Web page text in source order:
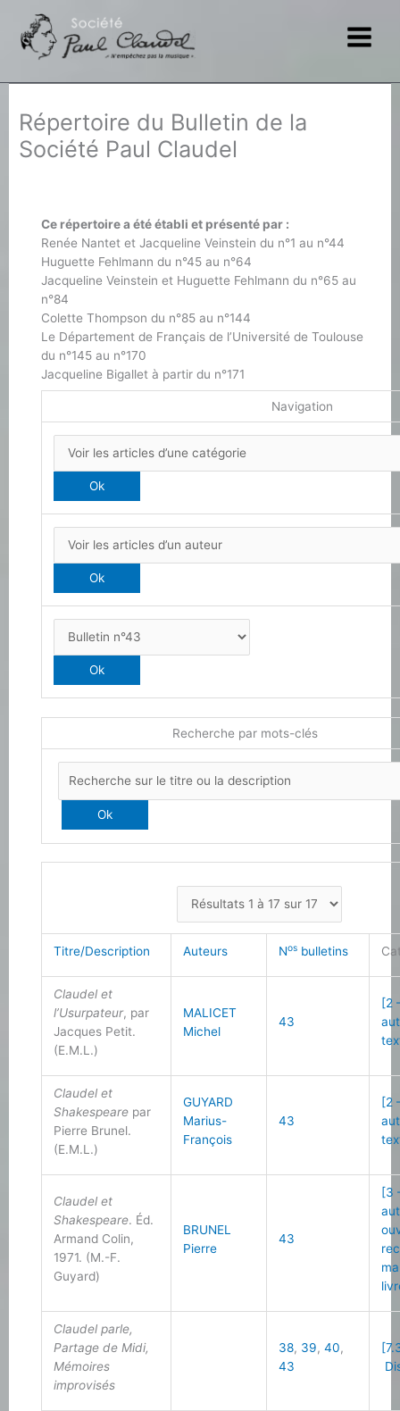
contenu
Répertoire du Bulletin de la
Société Paul Claudel
Ce répertoire a été établi et présenté par :
Renée Nantet et Jacqueline Veinstein du n°1 au n°44
Huguette Fehlmann du n°45 au n°64
Jacqueline Veinstein et Huguette Fehlmann du n°65 au
n°84
Colette Thompson du n°85 au n°144
Le Département de Français de l’Université de Toulouse
du n°145 au n°170
Jacqueline Bigallet à partir du n°171
Navigation
Recherche par mots-clés
Titre/Description Auteurs Nos bulletins
Claudel et
l’Usurpateur, par
Jacques Petit.
(E.M.L.)
MALICET
Michel
43
[2
Claudel et
Shakespeare par
Pierre Brunel.
(E.M.L.)
GUYARD
Marius-
François
43
[2
Claudel et
Shakespeare. Éd.
Armand Colin,
1971. (M.-F.
Guyard)
BRUNEL
Pierre
43
[3
Claudel parle,
Partage de Midi,
Mémoires
improvisés
38, 39,40,
43